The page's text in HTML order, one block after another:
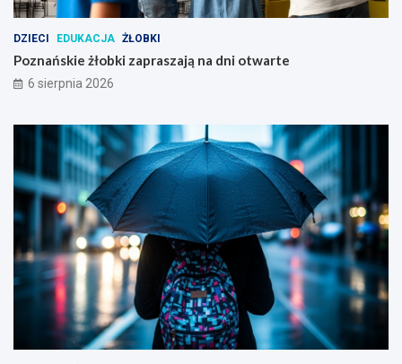
k
m
DZIECI EDUKACJA ŻŁOBKI
Poznańskie żłobki zapraszają na dni otwarte
6 sierpnia 2026